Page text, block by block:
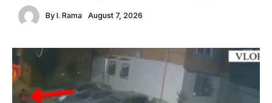
By I. Rama August 7, 2026